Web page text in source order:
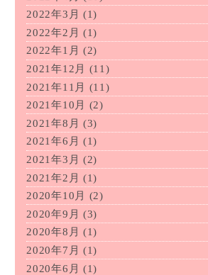
2022年3月 (1)
2022年2月 (1)
2022年1月 (2)
2021年12月
(11)
2021年11月 (11)
2021年10月
(2)
2021年8月 (3)
2021年6月 (1)
2021年3月 (2)
2021年2月 (1)
2020年10月
(2)
2020年9月 (3)
2020年8月 (1)
2020年7月 (1)
2020年6月 (1)